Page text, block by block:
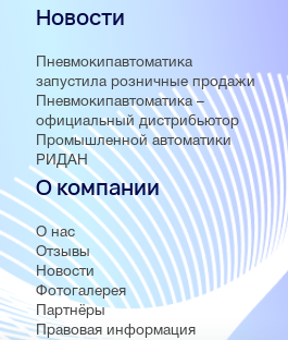
Новости
Пневмокипавтоматика
запустила розничные продажи
Пневмокипавтоматика –
официальный дистрибьютор
Промышленной автоматики
РИДАН
О компании
О нас
Отзывы
Новости
Фотогалерея
Партнёры
Правовая информация